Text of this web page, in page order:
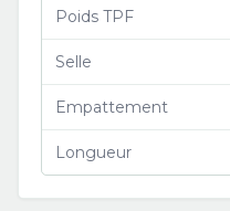
Poids TPF
Selle
Empattement
Longueur